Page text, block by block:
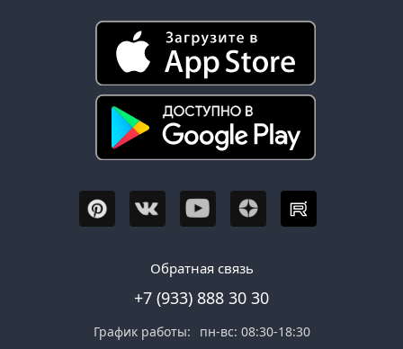
Обратная связь
+7 (933) 888 30 30
График работы: пн-вс: 08:30-18:30